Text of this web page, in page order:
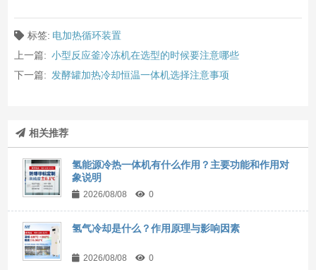
标签: 电加热循环装置
上一篇: 小型反应釜冷冻机在选型的时候要注意哪些
下一篇: 发酵罐加热冷却恒温一体机选择注意事项
相关推荐
氢能源冷热一体机有什么作用？主要功能和作用对
象说明
2026/08/08 0
氢气冷却是什么？作用原理与影响因素
2026/08/08 0